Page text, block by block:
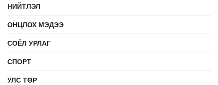
НИЙТЛЭЛ
ОНЦЛОХ МЭДЭЭ
СОЁЛ УРЛАГ
СПОРТ
УЛС ТӨР